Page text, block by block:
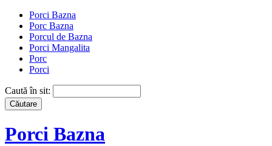
Porci Bazna
Porc Bazna
Porcul de Bazna
Porci Mangalita
Porc
Porci
Caută în sit:
Porci Bazna